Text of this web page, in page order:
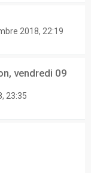
2018, 22:19
vendredi 09
23:35